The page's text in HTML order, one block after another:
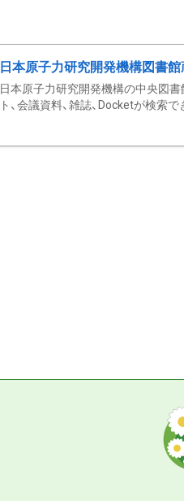
日本原子力研究開発機構図書館
日本原子力研究開発機構の中央図
ト、会議資料、雑誌、Docketが検索で